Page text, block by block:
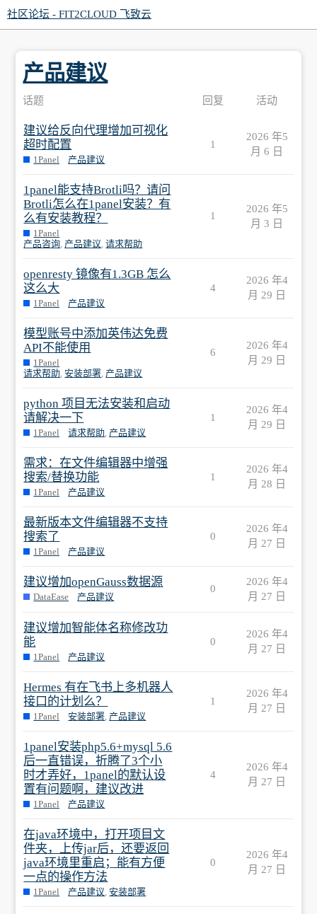
社区论坛 - FIT2CLOUD 飞致云
产品建议
话题 回复 活动
建议给反向代理增加可视化
超时配置
1Panel 产品建议
1
2026 年5
月 6 日
1panel能支持Brotli吗？请问
Brotli怎么在1panel安装？有
么有安装教程？
1Panel
产品咨询, 产品建议,请求帮助
1
2026 年5
月 3 日
openresty 镜像有1.3GB 怎么
这么大
1Panel 产品建议
4
2026 年4
月 29 日
模型账号中添加英伟达免费
API不能使用
1Panel
请求帮助,安装部署, 产品建议
6
2026 年4
月 29 日
python 项目无法安装和启动
请解决一下
1Panel 请求帮助, 产品建议
1
2026 年4
月 29 日
需求：在文件编辑器中增强
搜索/替换功能
1Panel 产品建议
1
2026 年4
月 28 日
最新版本文件编辑器不支持
搜索了
1Panel 产品建议
0
2026 年4
月 27 日
建议增加openGauss数据源
DataEase 产品建议
0
2026 年4
月 27 日
建议增加智能体名称修改功
能
1Panel 产品建议
0
2026 年4
月 27 日
Hermes 有在飞书上多机器人
接口的计划么？
1Panel 安装部署, 产品建议
1
2026 年4
月 27 日
1panel安装php5.6+mysql 5.6
后一直错误，折腾了3个小
时才弄好，1panel的默认设
置有问题啊，建议改进
1Panel 产品建议
4
2026 年4
月 27 日
在java环境中，打开项目文
件夹，上传jar后，还要返回
java环境里重启；能有方便
一点的操作方法
1Panel 产品建议,安装部署
0
2026 年4
月 27 日